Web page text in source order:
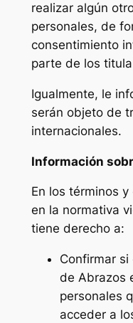
realizar algún
personales, de
consentimiento
parte de los
Igualmente, le
serán objeto de
internacionales.
Información
En los términos
en la normativa
tiene derecho a:
Confirmar
de Abrazos
personales
acceder a